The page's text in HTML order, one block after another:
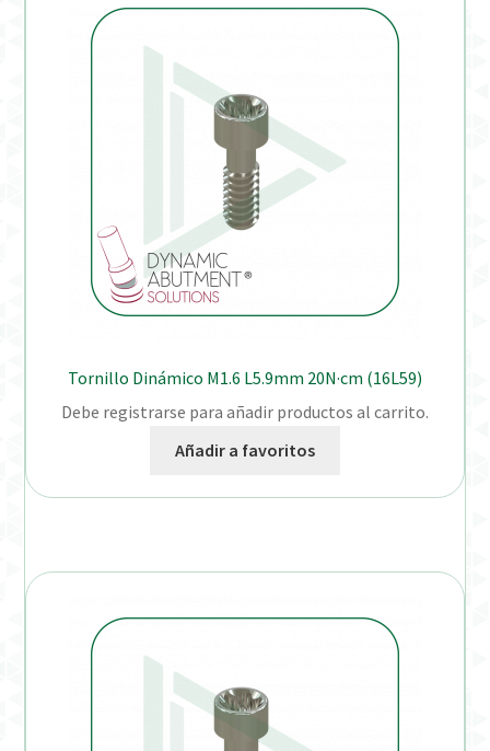
Tornillo Dinámico M1.6 L5.9mm 20N·cm (16L59)
Debe registrarse para añadir productos al carrito.
Añadir a favoritos